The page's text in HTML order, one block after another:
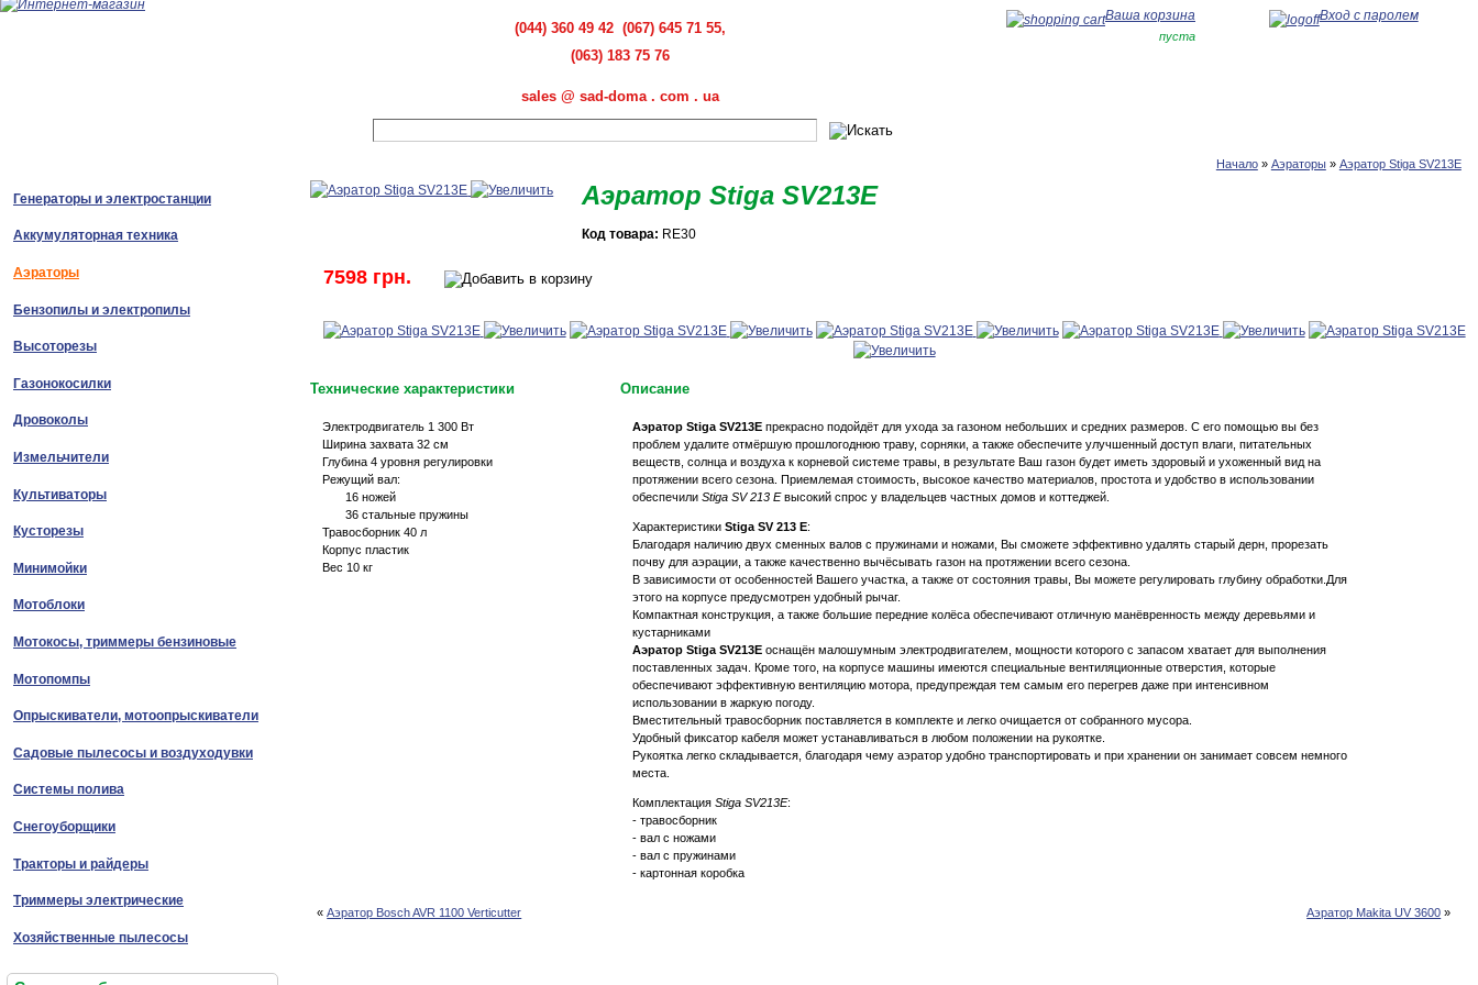
(044) 360 49 42 (067) 645 71 55,
(063) 183 75 76
sales @ sad-doma . com . ua
Ваша корзина
пуста
Вход с паролем
Начало» Аэраторы» Аэратор Stiga SV213E
Генераторы и электростанции
Аккумуляторная техника
Аэраторы
Бензопилы и электропилы
Высоторезы
Газонокосилки
Дровоколы
Измельчители
Культиваторы
Кусторезы
Минимойки
Мотоблоки
Мотокосы, триммеры бензиновые
Мотопомпы
Опрыскиватели, мотоопрыскиватели
Садовые пылесосы и воздуходувки
Системы полива
Снегоуборщики
Тракторы и райдеры
Триммеры электрические
Хозяйственные пылесосы
Аэратор Stiga SV213E
Код товара: RE30
7598 грн.
Технические характеристики
Электродвигатель 1 300 Вт
Ширина захвата 32 см
Глубина 4 уровня регулировки
Режущий вал:
16 ножей
36 стальные пружины
Травосборник 40 л
Корпус пластик
Вес 10 кг
Описание
Аэратор Stiga SV213Eпрекрасно подойдёт для ухода за газоном небольших и средних размеров. С его помощью вы без
проблем удалите отмёршую прошлогоднюю траву, сорняки, а также обеспечите улучшенный доступ влаги, питательных
веществ, солнца и воздуха к корневой системе травы, в результате Ваш газон будет иметь здоровый и ухоженный вид на
протяжении всего сезона. Приемлемая стоимость, высокое качество материалов, простота и удобство в использовании
обеспечили Stiga SV 213 Eвысокий спрос у владельцев частных домов и коттеджей.
Характеристики Stiga SV 213 E:
Благодаря наличию двух сменных валов с пружинами и ножами, Вы сможете эффективно удалять старый дерн, прорезать
почву для аэрации, а также качественно вычёсывать газон на протяжении всего сезона.
В зависимости от особенностей Вашего участка, а также от состояния травы, Вы можете регулировать глубину обработки.Для
этого на корпусе предусмотрен удобный рычаг.
Компактная конструкция, а также большие передние колёса обеспечивают отличную манёвренность между деревьями и
кустарниками
Аэратор Stiga SV213Eоснащён малошумным электродвигателем, мощности которого с запасом хватает для выполнения
поставленных задач. Кроме того, на корпусе машины имеются специальные вентиляционные отверстия, которые
обеспечивают эффективную вентиляцию мотора, предупреждая тем самым его перегрев даже при интенсивном
использовании в жаркую погоду.
Вместительный травосборник поставляется в комплекте и легко очищается от собранного мусора.
Удобный фиксатор кабеля может устанавливаться в любом положении на рукоятке.
Рукоятка легко складывается, благодаря чему аэратор удобно транспортировать и при хранении он занимает совсем немного
места.
Комплектация Stiga SV213E:
- травосборник
- вал с ножами
- вал с пружинами
- картонная коробка
«Аэратор Bosch AVR 1100 Verticutter Аэратор Makita UV 3600 »